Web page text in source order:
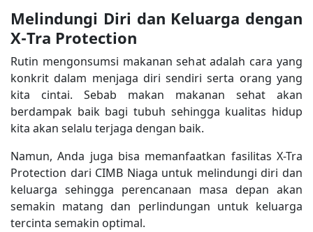
Melindungi Diri dan Keluarga dengan
X-Tra Protection
Rutin mengonsumsi makanan sehat adalah cara yang
konkrit dalam menjaga diri sendiri serta orang yang
kita cintai. Sebab makan makanan sehat akan
berdampak baik bagi tubuh sehingga kualitas hidup
kita akan selalu terjaga dengan baik.
Namun, Anda juga bisa memanfaatkan fasilitas X-Tra
Protection dari CIMB Niaga untuk melindungi diri dan
keluarga sehingga perencanaan masa depan akan
semakin matang dan perlindungan untuk keluarga
tercinta semakin optimal.